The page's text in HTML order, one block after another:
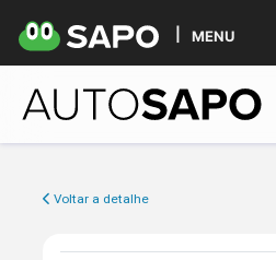
MENU
Voltar a detalhe